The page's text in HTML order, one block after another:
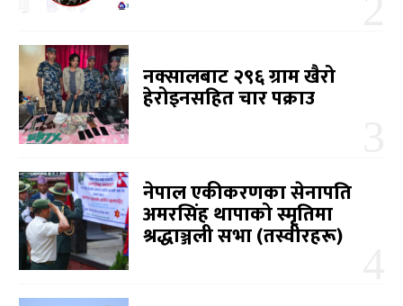
नक्सालबाट २९६ ग्राम खैरो
हेरोइनसहित चार पक्राउ
नेपाल एकीकरणका सेनापति
अमरसिंह थापाको स्मृतिमा
श्रद्धाञ्जली सभा (तस्वीरहरू)